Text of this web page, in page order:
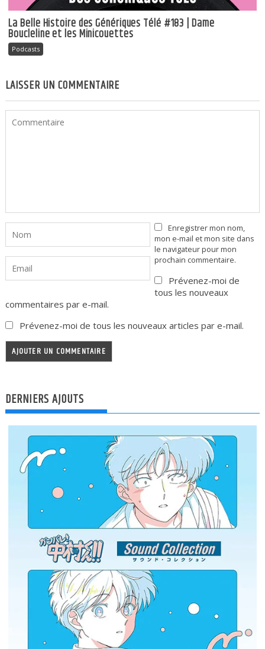
La Belle Histoire des Génériques Télé #183 | Dame
Boucleline et les Minicouettes
Podcasts
LAISSER UN COMMENTAIRE
Enregistrer mon nom,
mon e-mail et mon site dans
le navigateur pour mon
prochain commentaire.
Prévenez-moi de
tous les nouveaux
commentaires par e-mail.
Prévenez-moi de tous les nouveaux articles par e-mail.
DERNIERS AJOUTS